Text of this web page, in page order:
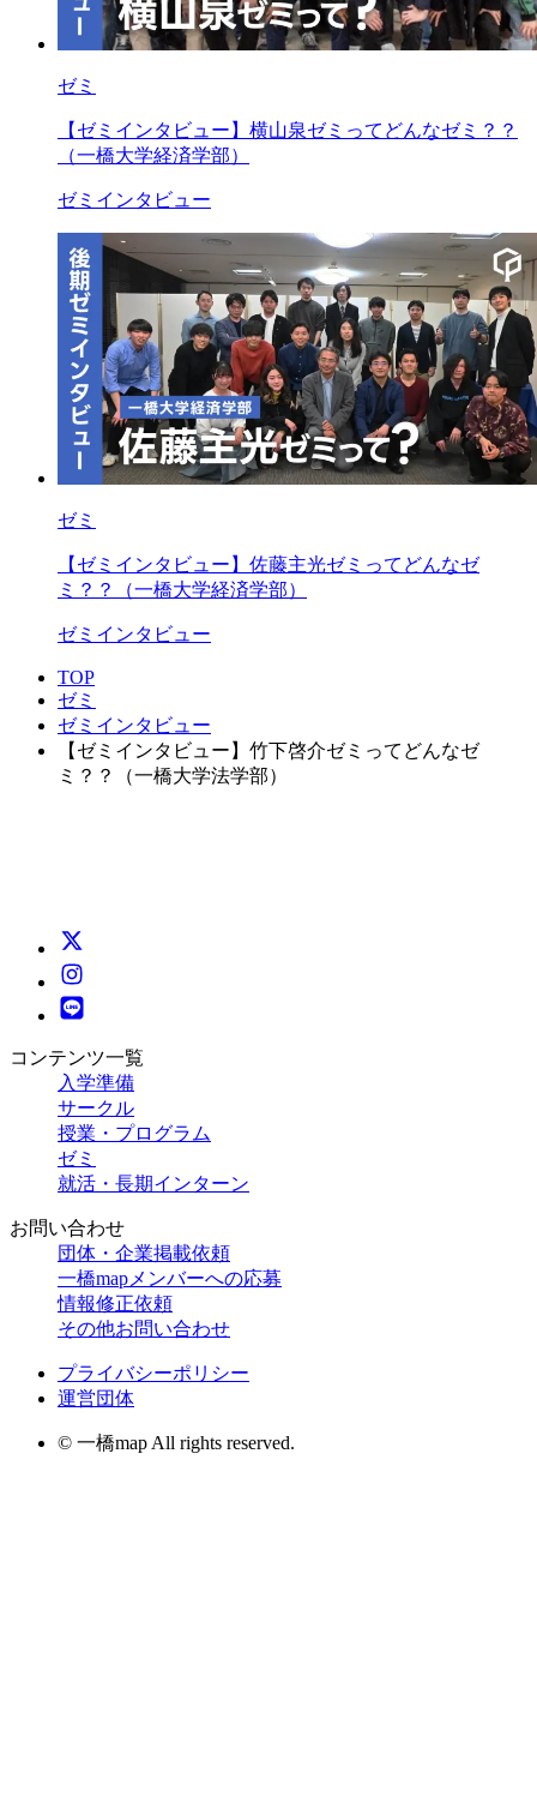
ゼミ
【ゼミインタビュー】横山泉ゼミってどんなゼミ？？
（一橋大学経済学部）
ゼミインタビュー
ゼミ
【ゼミインタビュー】佐藤主光ゼミってどんなゼ
ミ？？（一橋大学経済学部）
ゼミインタビュー
TOP
ゼミ
ゼミインタビュー
【ゼミインタビュー】竹下啓介ゼミってどんなゼ
ミ？？（一橋大学法学部）
コンテンツ一覧
入学準備
サークル
授業・プログラム
ゼミ
就活・長期インターン
お問い合わせ
団体・企業掲載依頼
一橋mapメンバーへの応募
情報修正依頼
その他お問い合わせ
プライバシーポリシー
運営団体
© 一橋map All rights reserved.